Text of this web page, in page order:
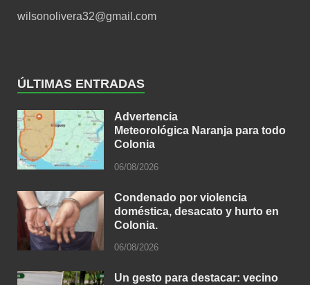
wilsonolivera32@gmail.com
ÚLTIMAS ENTRADAS
Advertencia
Meteorológica Naranja para todo
Colonia
06/08/2026
Condenado por violencia
doméstica, desacato y hurto en
Colonia.
06/08/2026
Un gesto para destacar: vecino